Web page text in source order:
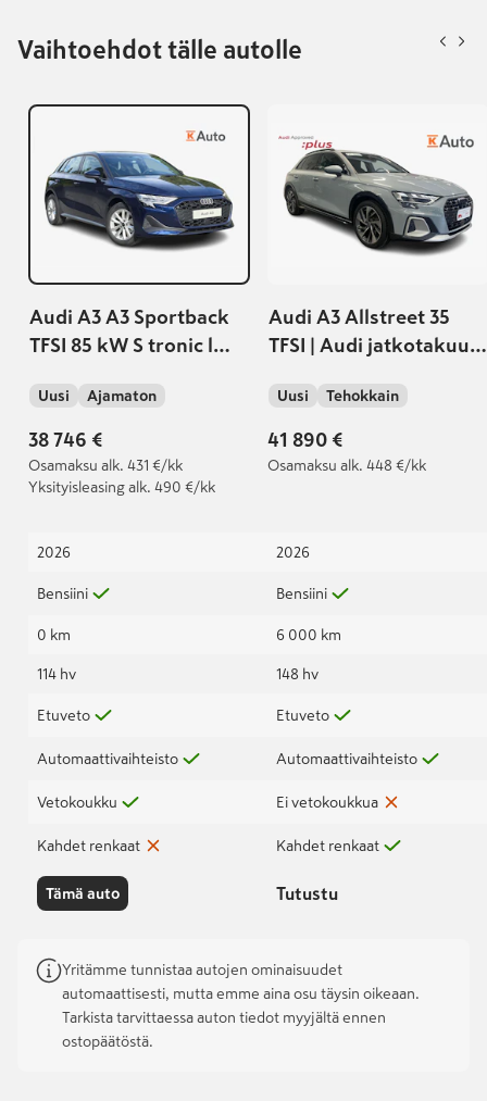
Vaihtoehdot tälle autolle
Audi A3 A3 Sportback
TFSI 85 kW S tronic l
Vetokoukku l
Advanced key l
Peruutuskamera I ACC
Uusi Ajamaton
38 746 €
Osamaksu alk. 431 €/kk
Yksityisleasing alk. 490 €/kk
2026
Bensiini
0 km
114 hv
Etuveto
Automaattivaihteisto
Vetokoukku
Kahdet renkaat
Tämä auto
Audi A3 Allstreet 35
TFSI | Audi jatkotakuu
Audi approved :plus |
Uusi Tehokkain
41 890 €
Osamaksu alk. 448 €/kk
2026
Bensiini
6 000 km
148 hv
Etuveto
Automaattivaihteisto
Ei vetokoukkua
Kahdet renkaat
Tutustu
Yritämme tunnistaa autojen ominaisuudet
automaattisesti, mutta emme aina osu täysin oikeaan.
Tarkista tarvittaessa auton tiedot myyjältä ennen
ostopäätöstä.